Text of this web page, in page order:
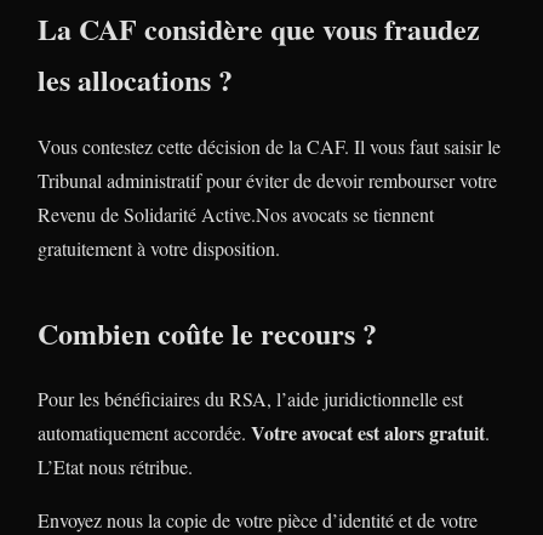
La CAF considère que vous fraudez
les allocations ?
Vous contestez cette décision de la CAF. Il vous faut saisir le
Tribunal administratif pour éviter de devoir rembourser votre
Revenu de Solidarité Active.Nos avocats se tiennent
gratuitement à votre disposition.
Combien coûte le recours ?
Pour les bénéficiaires du RSA, l’aide juridictionnelle est
automatiquement accordée. Votre avocat est alors gratuit.
L’Etat nous rétribue.
Envoyez nous la copie de votre pièce d’identité et de votre